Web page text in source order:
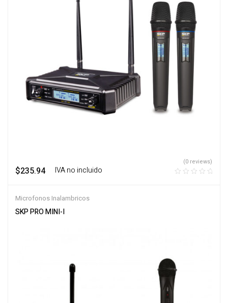
$235.94 ‎ ‎ ‎ IVA no incluido
(0 reviews)
Microfonos Inalambricos
SKP PRO MINI-I